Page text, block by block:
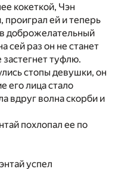
кокеткой, Чэн
ей и теперь
доброжелательный
сей раз он не станет
застегнет туфлю.
стопы девушки, он
его лица стало
вдруг волна скорби и
похлопал ее по
успел